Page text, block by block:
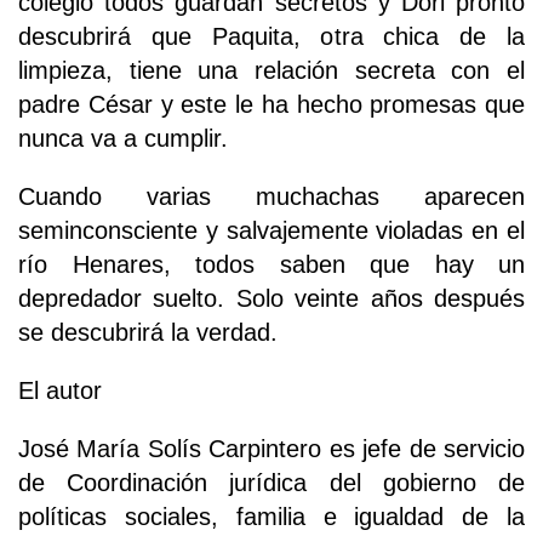
descubrirá que Paquita, otra chica de la
limpieza, tiene una relación secreta con el
padre César y este le ha hecho promesas que
nunca va a cumplir.
Cuando varias muchachas aparecen
seminconsciente y salvajemente violadas en el
río Henares, todos saben que hay un
depredador suelto. Solo veinte años después
se descubrirá la verdad.
El autor
José María Solís Carpintero es jefe de servicio
de Coordinación jurídica del gobierno de
políticas sociales, familia e igualdad de la